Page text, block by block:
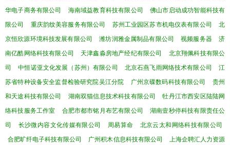
华电子商务有限公司
海南域益教育科技有限公司
佛山市启动成功智能科技有
限公司
重庆韵纹美容服务有限公司 苏州工业园区苏市机电仪表有限公司
北
京恒欣源环境科技发展有限公司
潍坊润雅金属制品有限公司 视频服务器
济
南亿酷网络科技有限公司
天津鑫淼房地产经纪有限公司
北京翔佩科技有限公
司
中恒诺亚文化发展（苏州）有限公司 北京石燕飞雨网络技术有限公司
江
苏省特种设备安全监督检验研究院吴江分院
广州京碟数码科技有限公司
贵州
和天途科技有限公司
湖南双猫信息技术科技有限公司
牡丹江市西安区陆陆网
络科技服务工作室
合肥市都市铭月布艺有限公司
湖南壹秒停科技有限责任公
司
长沙微内容文化传媒有限公司 周易算命
北京云太和网络科技有限公司
合肥旷纤电子科技有限公司
广州积木信息科技有限公司 上海企聘汇人力资源